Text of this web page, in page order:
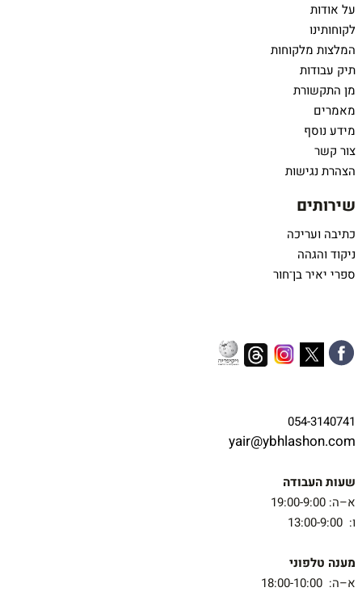
על אודות
לקוחותינו
המלצות מלקוחות
תיק עבודות
מן התקשורת
מאמרים
מידע נוסף
צור קשר
הצהרת נגישות
שירותים
כתיבה ועריכה
ניקוד והגהה
ספרי יאיר בן־חור
054-3140741
yair@ybhlashon.com
שעות העבודה
א–ה: 19:00-9:00
ו: 13:00-9:00
מענה טלפוני
א–ה: 18:00-10:00